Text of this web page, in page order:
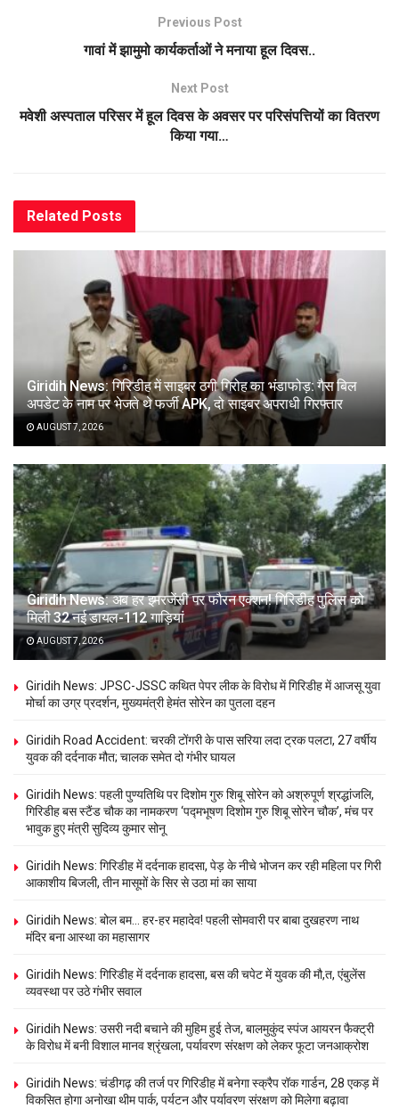
Previous Post
गावां में झामुमो कार्यकर्ताओं ने मनाया हूल दिवस..
Next Post
मवेशी अस्पताल परिसर में हूल दिवस के अवसर पर परिसंपत्तियों का वितरण
किया गया…
Related Posts
Giridih News: गिरिडीह में साइबर ठगी गिरोह का भंडाफोड़: गैस बिल
अपडेट के नाम पर भेजते थे फर्जी APK, दो साइबर अपराधी गिरफ्तार
AUGUST 7, 2026
Giridih News: अब हर इमरजेंसी पर फौरन एक्शन! गिरिडीह पुलिस को
मिली 32 नई डायल-112 गाड़ियां
AUGUST 7, 2026
Giridih News: JPSC-JSSC कथित पेपर लीक के विरोध में गिरिडीह में आजसू युवा
मोर्चा का उग्र प्रदर्शन, मुख्यमंत्री हेमंत सोरेन का पुतला दहन
Giridih Road Accident: चरकी टोंगरी के पास सरिया लदा ट्रक पलटा, 27 वर्षीय
युवक की दर्दनाक मौत; चालक समेत दो गंभीर घायल
Giridih News: पहली पुण्यतिथि पर दिशोम गुरु शिबू सोरेन को अश्रुपूर्ण श्रद्धांजलि,
गिरिडीह बस स्टैंड चौक का नामकरण ‘पद्मभूषण दिशोम गुरु शिबू सोरेन चौक’, मंच पर
भावुक हुए मंत्री सुदिव्य कुमार सोनू
Giridih News: गिरिडीह में दर्दनाक हादसा, पेड़ के नीचे भोजन कर रही महिला पर गिरी
आकाशीय बिजली, तीन मासूमों के सिर से उठा मां का साया
Giridih News: बोल बम… हर-हर महादेव! पहली सोमवारी पर बाबा दुखहरण नाथ
मंदिर बना आस्था का महासागर
Giridih News: गिरिडीह में दर्दनाक हादसा, बस की चपेट में युवक की मौ,त, एंबुलेंस
व्यवस्था पर उठे गंभीर सवाल
Giridih News: उसरी नदी बचाने की मुहिम हुई तेज, बालमुकुंद स्पंज आयरन फैक्ट्री
के विरोध में बनी विशाल मानव श्रृंखला, पर्यावरण संरक्षण को लेकर फूटा जनआक्रोश
Giridih News: चंडीगढ़ की तर्ज पर गिरिडीह में बनेगा स्क्रैप रॉक गार्डन, 28 एकड़ में
विकसित होगा अनोखा थीम पार्क, पर्यटन और पर्यावरण संरक्षण को मिलेगा बढ़ावा